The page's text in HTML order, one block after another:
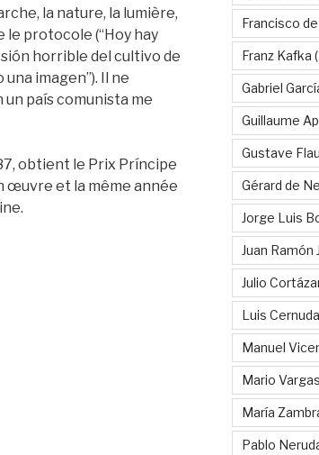
la nature, la lumière,
le protocole (“Hoy hay
horrible del cultivo de
imagen”). Il ne
un país comunista me
obtient le Prix Príncipe
œuvre et la même année
Francisco
Franz Kafka
Gabriel
Guillaume
Gustave
Gérard de
Jorge Luis
Juan Ramón
Julio
Luis Cernuda
Manuel
Mario
María
Pablo